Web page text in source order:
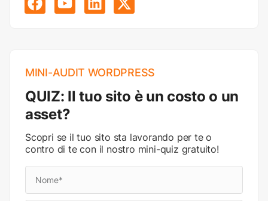
MINI-AUDIT WORDPRESS
QUIZ: Il tuo sito è un costo o un
asset?
Scopri se il tuo sito sta lavorando per te o
contro di te con il nostro mini-quiz gratuito!